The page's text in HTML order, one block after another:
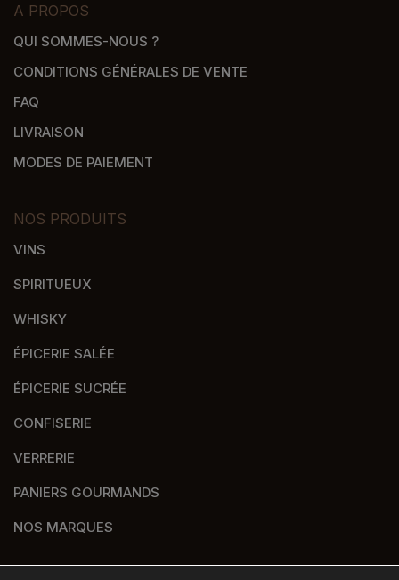
A PROPOS
QUI SOMMES-NOUS ?
CONDITIONS GÉNÉRALES DE VENTE
FAQ
LIVRAISON
MODES DE PAIEMENT
NOS PRODUITS
VINS
SPIRITUEUX
WHISKY
ÉPICERIE SALÉE
ÉPICERIE SUCRÉE
CONFISERIE
VERRERIE
PANIERS GOURMANDS
NOS MARQUES